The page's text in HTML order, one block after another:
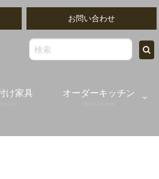
お問い合わせ
け家具 オーダーキッチン